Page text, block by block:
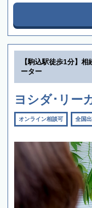
【駒込駅徒歩1分】
ーター
ヨシダ･リー
オンライン相談可 全国